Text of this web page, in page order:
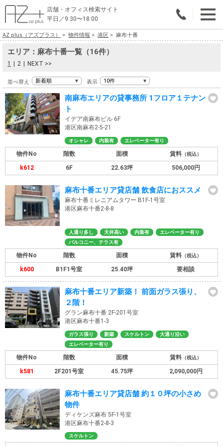
店舗・オフィス検索サイト
平日／9:30〜18:00
物件総合検索
エリアで探す
業種で探す
広さで探す
賃料から探す
こだわりで探す
店舗・オフィス物件を探す
テナントビルオーナー様へ
店舗・オフィスの内装会社を探す
AZ plus（アズプラス） 物件情報 港区 麻布十番
エリア：麻布十番一覧（16件）
1 2 NEXT >>
並べ替え 表示
南麻布エリアの貸事務所 1フロア１テナン
ト
イデア南麻布ビル 6F
港区南麻布2-5-21
オシャレ 内装有 エレベーター有り
物件No 階数 面積 賃料 （税込）
k612 6F 22.63坪 506,000円
麻布十番エリア貸店舗 飲食店におススメ
麻布十番ミレニアムタワー B1F-1号室
港区麻布十番2-8-8
人通り多し 天井高い 内装有
エレベーター有り
バルコニー、テラス有
物件No 階数 面積 賃料 （税込）
k600 B1F1号室 25.40坪 要相談
麻布十番エリア新築！ 前面ガラス張り、
２階！
グラン麻布十番 2F-201号室
港区麻布十番1-3
ガラス張り 新築 スケルトン
大通り沿い
エレベーター有り
物件No 階数 面積 賃料 （税込）
k581 2F201号室 45.75坪 2,090,000円
麻布十番エリア貸店舗 約１０坪の小さめ
物件
ディケンズ麻布 5F-1号室
港区麻布十番2-8-3
スケルトン